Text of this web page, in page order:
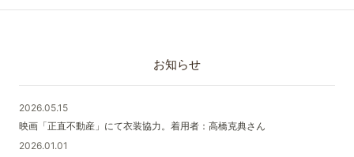
お知らせ
2026.05.15
映画「正直不動産」にて衣装協力。着用者：高橋克典さん
2026.01.01